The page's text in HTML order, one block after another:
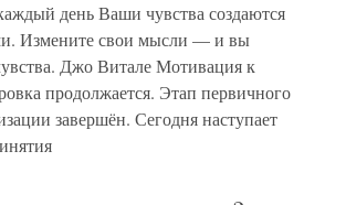
день Ваши чувства создаются
Измените свои мысли — и вы
Джо Витале Мотивация к
продолжается. Этап первичного
завершён. Сегодня наступает